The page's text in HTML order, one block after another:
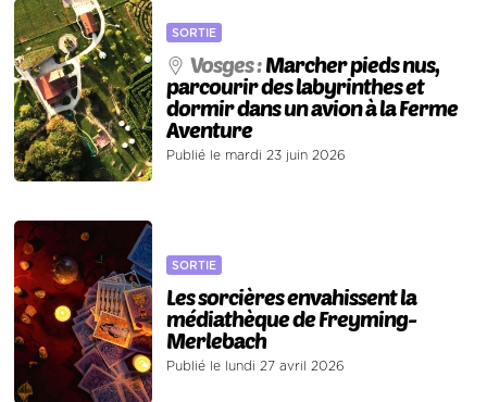
SORTIE
Vosges :Marcher pieds nus,
parcourir des labyrinthes et
dormir dans un avion à la Ferme
Aventure
Publié le mardi 23 juin 2026
SORTIE
Les sorcières envahissent la
médiathèque de Freyming-
Merlebach
Publié le lundi 27 avril 2026